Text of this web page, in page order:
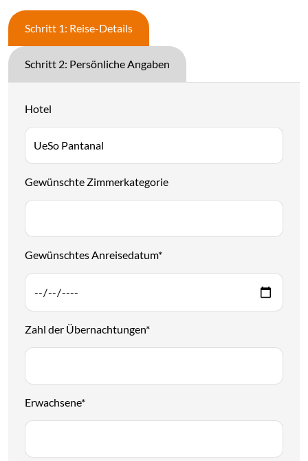
Schritt 1: Reise-Details
Schritt 2: Persönliche Angaben
Hotel
Gewünschte Zimmerkategorie
Gewünschtes Anreisedatum*
Zahl der Übernachtungen*
Erwachsene*